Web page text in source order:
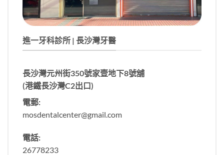
進一牙科診所 | 長沙灣牙醫
長沙灣元州街350號家壹地下8號舖
(港鐵長沙灣C2出口)
電郵:
mosdentalcenter@gmail.com
電話:
26778233